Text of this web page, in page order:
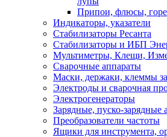
Припои, флюсы,
Индикаторы, указатели
Стабилизаторы Ресанта
Стабилизаторы и ИБП
Мультиметры, Клещи,
Сварочные аппараты
Маски, держаки, клеммы
Электроды и сварочная
Электрогенераторы
Зарядные, пуско-зарядные
Преобразователи частоты
Ящики для инструмента,